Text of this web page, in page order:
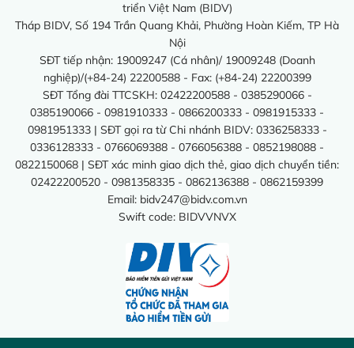
triển Việt Nam (BIDV)
Tháp BIDV, Số 194 Trần Quang Khải, Phường Hoàn Kiếm, TP Hà
Nội
SĐT tiếp nhận: 19009247 (Cá nhân)/ 19009248 (Doanh
nghiệp)/(+84-24) 22200588 - Fax: (+84-24) 22200399
SĐT Tổng đài TTCSKH: 02422200588 - 0385290066 -
0385190066 - 0981910333 - 0866200333 - 0981915333 -
0981951333 | SĐT gọi ra từ Chi nhánh BIDV: 0336258333 -
0336128333 - 0766069388 - 0766056388 - 0852198088 -
0822150068 | SĐT xác minh giao dịch thẻ, giao dịch chuyển tiền:
02422200520 - 0981358335 - 0862136388 - 0862159399
Email: bidv247@bidv.com.vn
Swift code: BIDVVNVX